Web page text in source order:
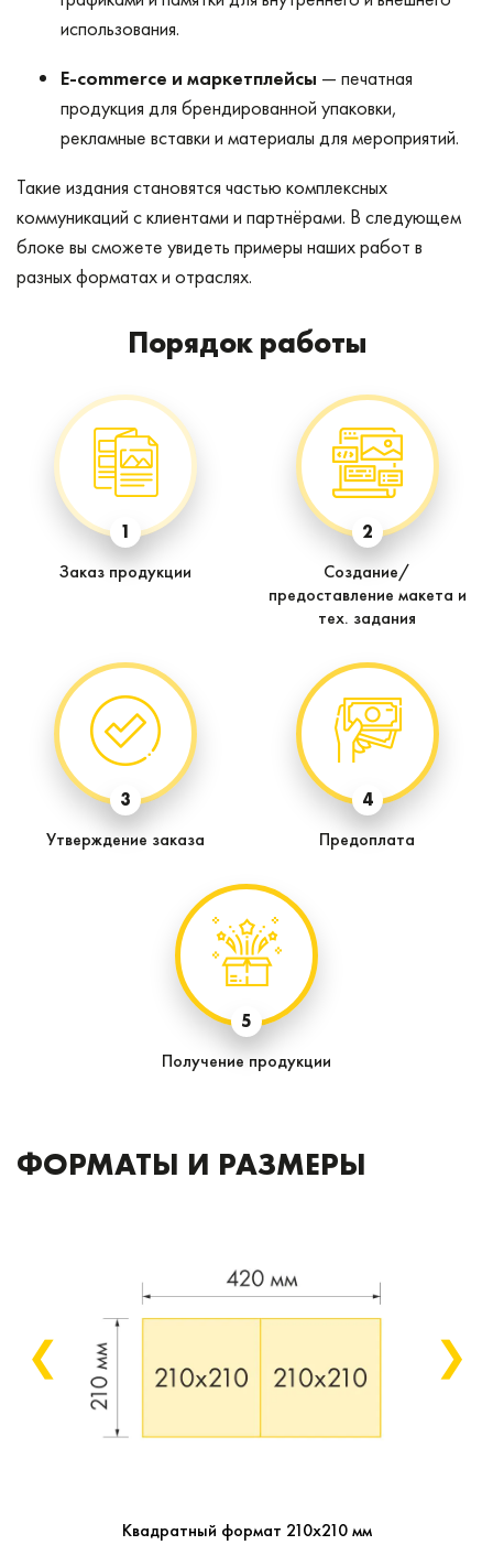
использования.
E-commerce и маркетплейсы — печатная
продукция для брендированной упаковки,
рекламные вставки и материалы для мероприятий.
Такие издания становятся частью комплексных
коммуникаций с клиентами и партнёрами. В следующем
блоке вы сможете увидеть примеры наших работ в
разных форматах и отраслях.
Порядок работы
1
Заказ продукции
2
Создание/
предоставление макета и
тех. задания
3
Утверждение заказа
4
Предоплата
5
Получение продукции
ФОРМАТЫ И РАЗМЕРЫ
Квадратный формат 210х210 мм
❮ ❯